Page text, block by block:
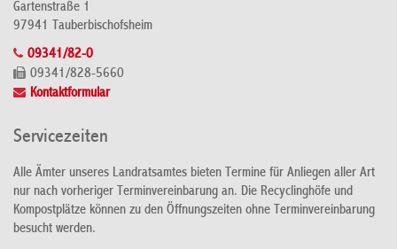
Gartenstraße 1
97941 Tauberbischofsheim
09341/82-0
09341/828-5660
Kontaktformular
Servicezeiten
Alle Ämter unseres Landratsamtes bieten Termine für Anliegen aller Art
nur nach vorheriger Terminvereinbarung an. Die Recyclinghöfe und
Kompostplätze können zu den Öffnungszeiten ohne Terminvereinbarung
besucht werden.